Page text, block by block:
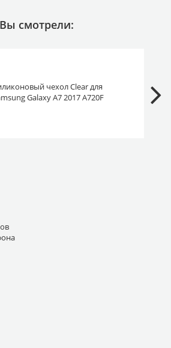
Вы смотрели:
чехол Clear для
Galaxy A7 2017 A720F